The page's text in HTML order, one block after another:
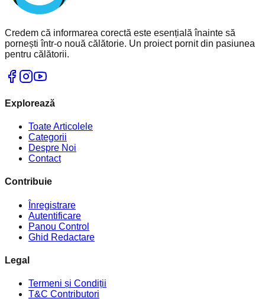
Credem că informarea corectă este esențială înainte să
pornești într-o nouă călătorie. Un proiect pornit din pasiunea
pentru călătorii.
Explorează
Toate Articolele
Categorii
Despre Noi
Contact
Contribuie
Înregistrare
Autentificare
Panou Control
Ghid Redactare
Legal
Termeni și Condiții
T&C Contributori